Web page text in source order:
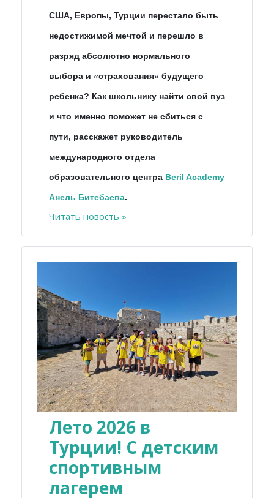
США, Европы, Турции перестало быть
недостижимой мечтой и перешло в
разряд абсолютно нормального
выбора и «страхования» будущего
ребенка? Как школьнику найти свой вуз
и что именно поможет не сбиться с
пути, расскажет руководитель
международного отдела
образовательного центра Beril Academy
Анель Битебаева.
Читать новость »
Лето 2026 в
Турции! С детским
спортивным
лагерем